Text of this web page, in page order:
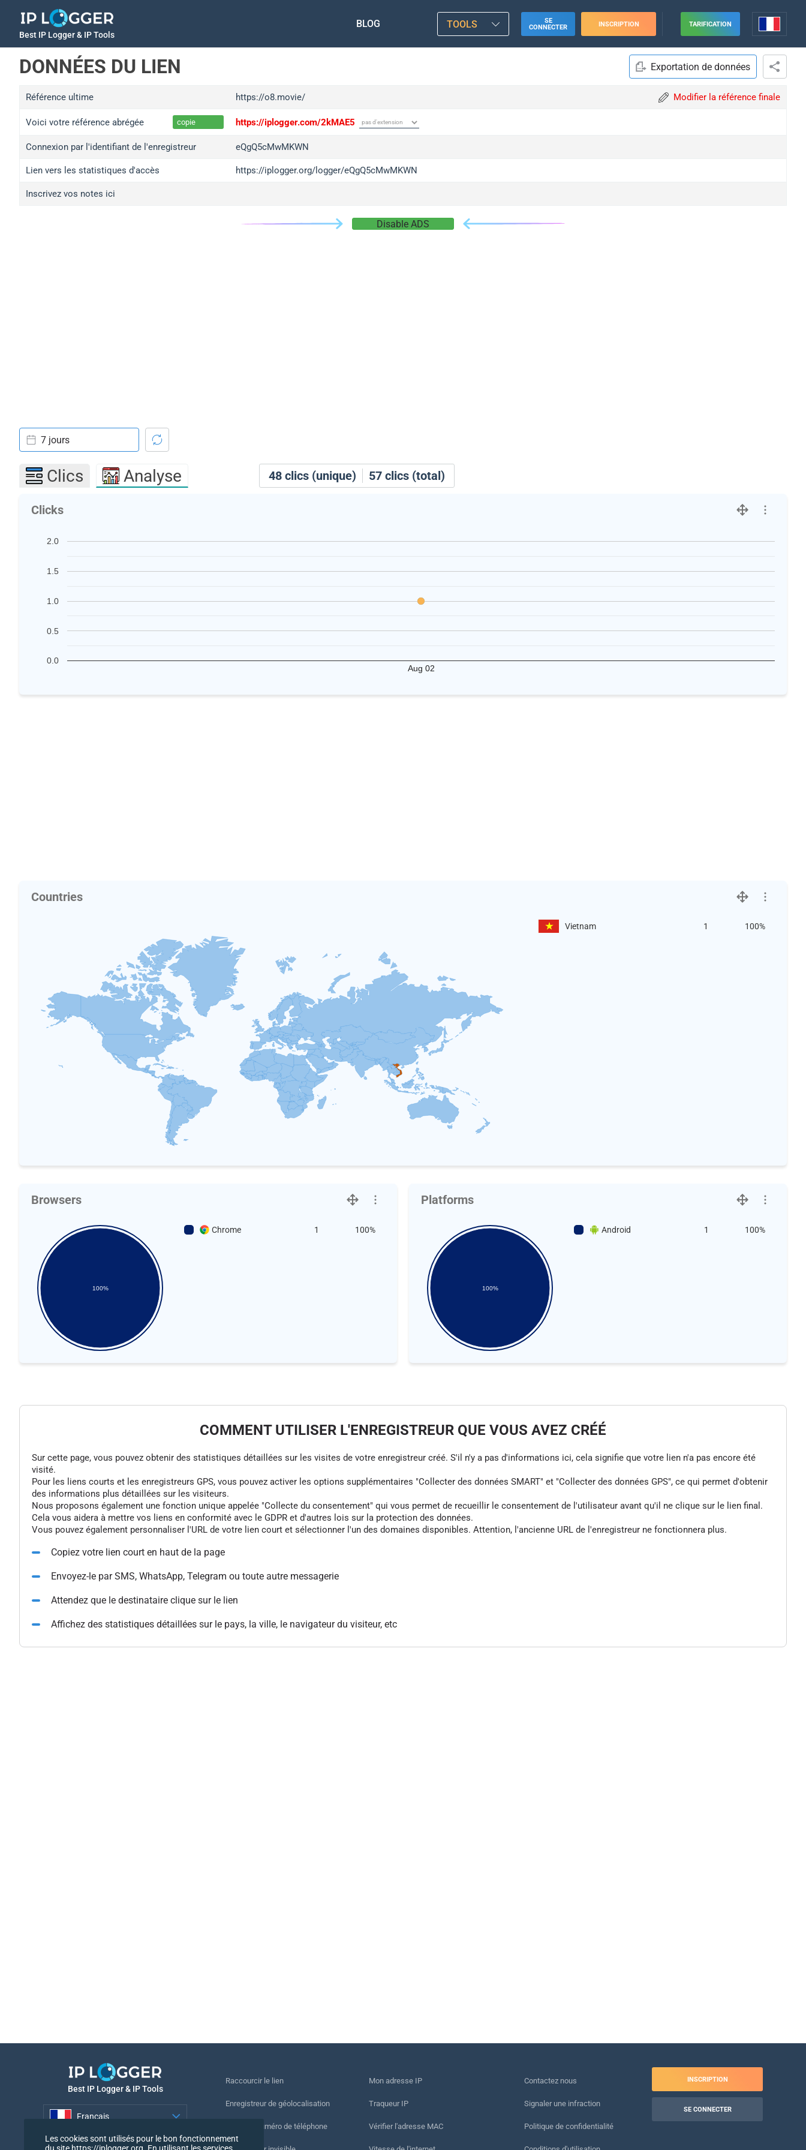
Best IP Logger & IP Tools
BLOG TOOLS
SE
CONNECTER
INSCRIPTION TARIFICATION
DONNÉES DU LIEN Exportation de données
Référence ultime https://o8.movie/ Modifier la référence finale
Voici votre référence abrégée copie https://iplogger.com/2kMAE5
Connexion par l'identifiant de l'enregistreur eQgQ5cMwMKWN
Lien vers les statistiques d'accès https://iplogger.org/logger/eQgQ5cMwMKWN
Inscrivez vos notes ici
Disable ADS
48 clics (unique) 57 clics (total)
7 jours
Clics Analyse
Clicks
Aug 02
0.0
0.5
1.0
1.5
2.0
Countries
Vietnam 1 100%
Browsers
100%
Chrome 1 100%
Platforms
100%
Android 1 100%
COMMENT UTILISER L'ENREGISTREUR QUE VOUS AVEZ CRÉÉ
Sur cette page, vous pouvez obtenir des statistiques détaillées sur les visites de votre enregistreur créé. S'il n'y a pas d'informations ici, cela signifie que votre lien n'a pas encore été
visité.
Pour les liens courts et les enregistreurs GPS, vous pouvez activer les options supplémentaires "Collecter des données SMART" et "Collecter des données GPS", ce qui permet d'obtenir
des informations plus détaillées sur les visiteurs.
Nous proposons également une fonction unique appelée "Collecte du consentement" qui vous permet de recueillir le consentement de l'utilisateur avant qu'il ne clique sur le lien final.
Cela vous aidera à mettre vos liens en conformité avec le GDPR et d'autres lois sur la protection des données.
Vous pouvez également personnaliser l'URL de votre lien court et sélectionner l'un des domaines disponibles. Attention, l'ancienne URL de l'enregistreur ne fonctionnera plus.
Copiez votre lien court en haut de la page
Envoyez-le par SMS, WhatsApp, Telegram ou toute autre messagerie
Attendez que le destinataire clique sur le lien
Affichez des statistiques détaillées sur le pays, la ville, le navigateur du visiteur, etc
Best IP Logger & IP Tools
Français
Français
Raccourcir le lien
Enregistreur de géolocalisation
Suivre le numéro de téléphone
Mon adresse IP
Traqueur IP
Vérifier l'adresse MAC
Contactez nous
Signaler une infraction
Politique de confidentialité
INSCRIPTION
SE CONNECTER
Les cookies sont utilisés pour le bon fonctionnement